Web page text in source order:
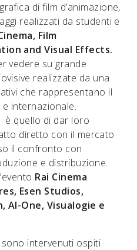
di film d’animazione,
realizzati da studenti e
, Film
and Visual Effects.
vedere su grande
realizzate da una
che rappresentano il
internazionale.
è quello di dar loro
diretto con il mercato
il confronto con
e distribuzione.
Rai Cinema
Esen Studios,
Al-One, Visualogie e
intervenuti ospiti